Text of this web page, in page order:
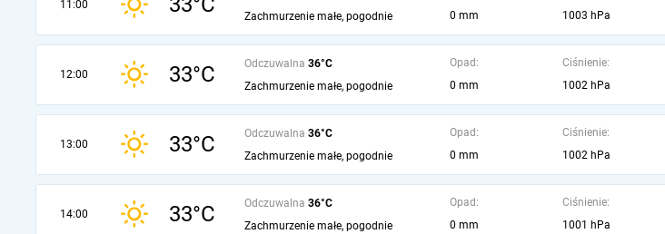
11:00
Zachmurzenie małe, pogodnie
0 mm
1003 hPa
12:00 33°C Odczuwalna 36°C
Zachmurzenie małe, pogodnie
Opad:
0 mm
Ciśnienie:
1002 hPa
13:00 33°C Odczuwalna 36°C
Zachmurzenie małe, pogodnie
Opad:
0 mm
Ciśnienie:
1002 hPa
14:00 33°C Odczuwalna 36°C
Zachmurzenie małe, pogodnie
Opad:
0 mm
Ciśnienie:
1001 hPa